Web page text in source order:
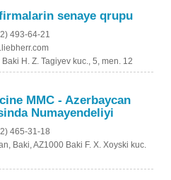
senaye qrupu
493-64-21
H. Z. Tagiyev kuc., 5, men. 12
MMC - Azerbaycan
Numayendeliyi
465-31-18
Baki, AZ1000 Baki F. X. Xoyski kuc.